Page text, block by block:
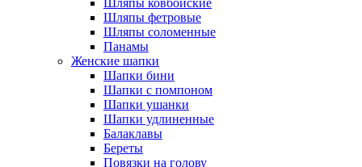
Шляпы ковбойские
Шляпы фетровые
Шляпы соломенные
Панамы
Женские шапки
Шапки бини
Шапки с помпоном
Шапки ушанки
Шапки удлиненные
Балаклавы
Береты
Повязки на голову